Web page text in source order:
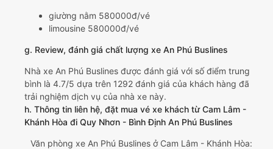
giường nằm 580000đ/vé
limousine 580000đ/vé
g. Review, đánh giá chất lượng xe An Phú Buslines
Nhà xe An Phú Buslines được đánh giá với số điểm trung
bình là 4.7/5 dựa trên 1292 đánh giá của khách hàng đã
trải nghiệm dịch vụ của nhà xe này.
h. Thông tin liên hệ, đặt mua vé xe khách từ Cam Lâm -
Khánh Hòa đi Quy Nhơn - Bình Định An Phú Buslines
Văn phòng xe An Phú Buslines ở Cam Lâm - Khánh Hòa: